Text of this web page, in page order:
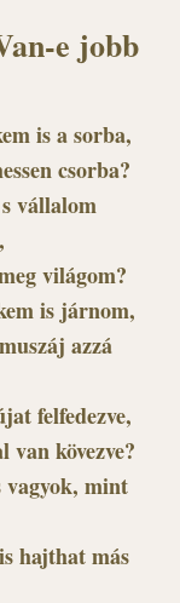
e jobb
is a sorba,
csorba?
vállalom
világom?
is járnom,
azzá
felfedezve,
kövezve?
vagyok, mint
hajthat más